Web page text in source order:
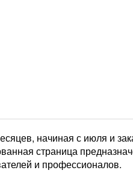
начиная с июля и
страница
и профессионалов.